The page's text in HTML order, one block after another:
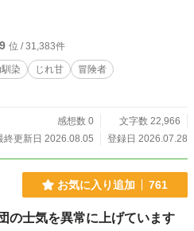
でスタートしつつ、中盤はシリアス展開
位 / 31,383件
染 じれ甘
冒険者
感想数 0
文字数 22,966
終更新日 2026.08.05
登録日 2026.07.28
お気に入り追加 761
の士気を異常に上げています